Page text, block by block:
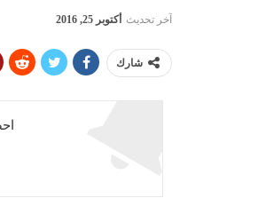
آخر تحديث أكتوبر 25, 2016
شارك